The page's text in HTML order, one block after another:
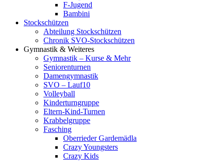
F-Jugend
Bambini
Stockschützen
Abteilung Stockschützen
Chronik SVO-Stockschützen
Gymnastik & Weiteres
Gymnastik – Kurse & Mehr
Seniorenturnen
Damengymnastik
SVO – Lauf10
Volleyball
Kinderturngruppe
Eltern-Kind-Turnen
Krabbelgruppe
Fasching
Oberrieder Gardemädla
Crazy Youngsters
Crazy Kids